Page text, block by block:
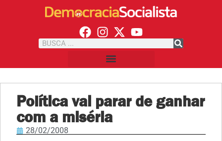
Política vai parar de ganhar
com a miséria
28/02/2008